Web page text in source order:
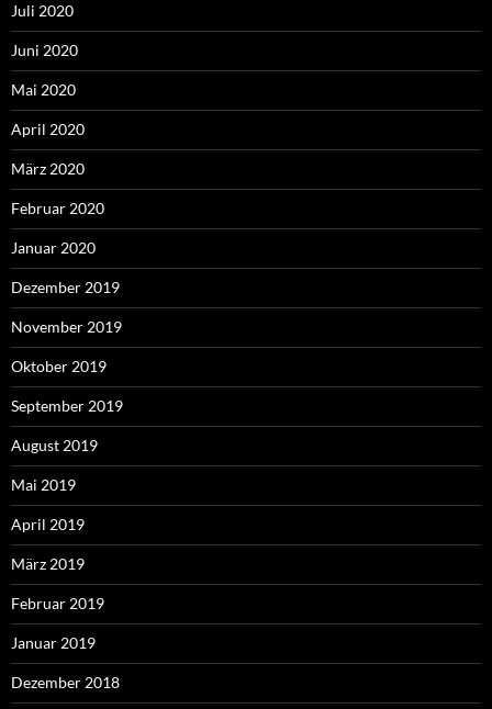
Juli 2020
Juni 2020
Mai 2020
April 2020
März 2020
Februar 2020
Januar 2020
Dezember 2019
November 2019
Oktober 2019
September 2019
August 2019
Mai 2019
April 2019
März 2019
Februar 2019
Januar 2019
Dezember 2018